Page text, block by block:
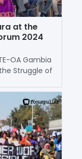
at the
2024
OA Gambia
Struggle of